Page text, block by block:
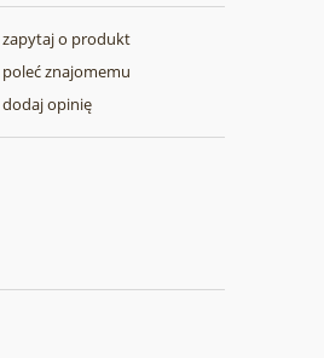
zapytaj o produkt
poleć znajomemu
dodaj opinię